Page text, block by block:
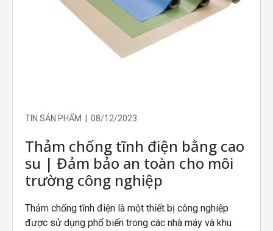
TIN SẢN PHẨM | 08/12/2023
Thảm chống tĩnh điện bằng cao
su | Đảm bảo an toàn cho môi
trường công nghiệp
Thảm chống tĩnh điện là một thiết bị công nghiệp
được sử dụng phổ biến trong các nhà máy và khu